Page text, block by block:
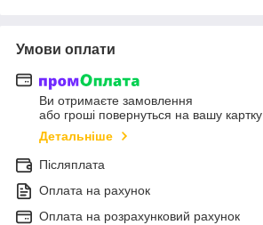
Умови оплати
Ви отримаєте замовлення
або гроші повернуться на вашу картку
Детальніше
Післяплата
Оплата на рахунок
Оплата на розрахунковий рахунок